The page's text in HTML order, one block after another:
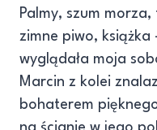
Palmy, szum
zimne piwo, książka
wyglądała moja
Marcin z kolei
bohaterem